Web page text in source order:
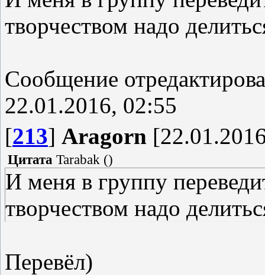
творчеством надо
Сообщение
22.01.2016, 02:55
[213] Aragorn
Цитата Tarabak ()
И меня в группу
творчеством надо
Перевёл)